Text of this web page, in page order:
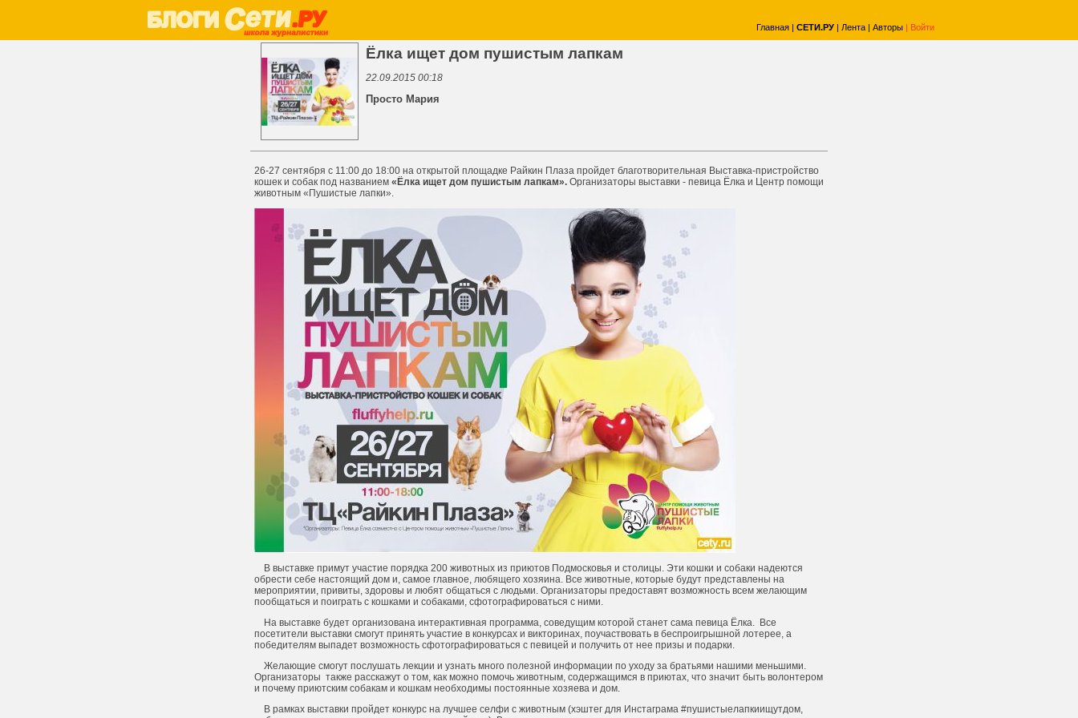
Главная | СЕТИ.РУ | Лента | Авторы | Войти
Ёлка ищет дом пушистым лапкам
22.09.2015 00:18
Просто Мария
26-27 сентября с 11:00 до 18:00 на открытой площадке Райкин Плаза пройдет благотворительная Выставка-пристройство
кошек и собак под названием «Ёлка ищет дом пушистым лапкам». Организаторы выставки - певица Ёлка и Центр помощи
животным «Пушистые лапки».
В выставке примут участие порядка 200 животных из приютов Подмосковья и столицы. Эти кошки и собаки надеются
обрести себе настоящий дом и, самое главное, любящего хозяина. Все животные, которые будут представлены на
мероприятии, привиты, здоровы и любят общаться с людьми. Организаторы предоставят возможность всем желающим
пообщаться и поиграть с кошками и собаками, сфотографироваться с ними.
На выставке будет организована интерактивная программа, соведущим которой станет сама певица Ёлка. Все
посетители выставки смогут принять участие в конкурсах и викторинах, поучаствовать в беспроигрышной лотерее, а
победителям выпадет возможность сфотографироваться с певицей и получить от нее призы и подарки.
Желающие смогут послушать лекции и узнать много полезной информации по уходу за братьями нашими меньшими.
Организаторы также расскажут о том, как можно помочь животным, содержащимся в приютах, что значит быть волонтером
и почему приютским собакам и кошкам необходимы постоянные хозяева и дом.
В рамках выставки пройдет конкурс на лучшее селфи с животным (хэштег для Инстаграма #пушистыелапкиищутдом,